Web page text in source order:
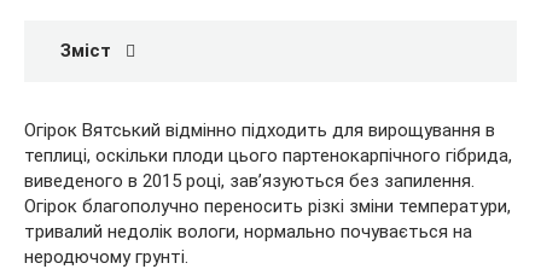
Зміст
Огірок Вятський відмінно підходить для вирощування в
теплиці, оскільки плоди цього партенокарпічного гібрида,
виведеного в 2015 році, зав’язуються без запилення.
Огірок благополучно переносить різкі зміни температури,
тривалий недолік вологи, нормально почувається на
неродючому грунті.